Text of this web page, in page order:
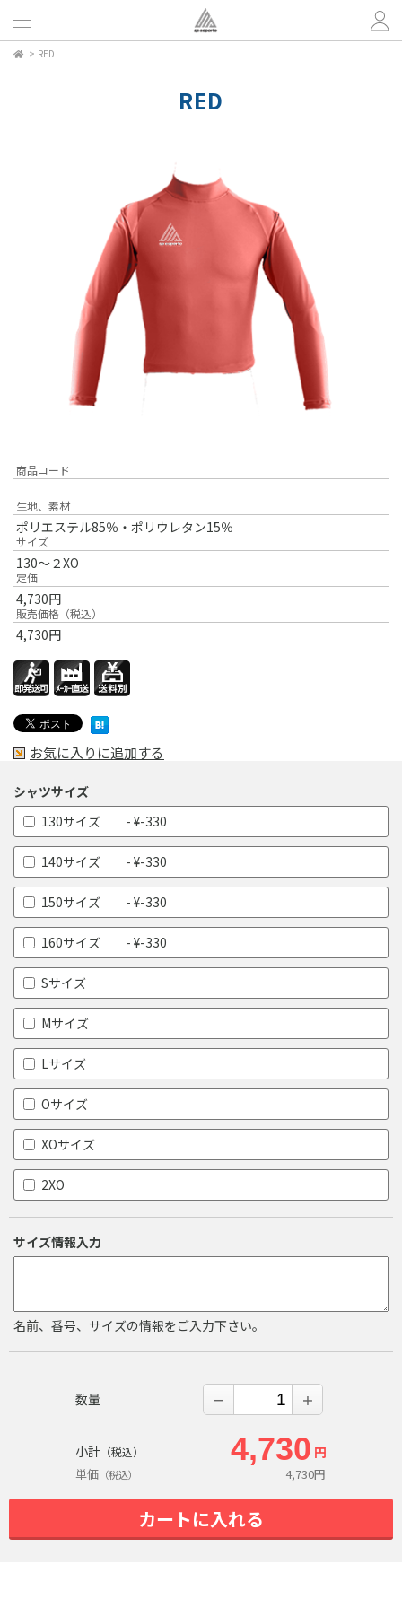
> RED
RED
商品コード
生地、素材
ポリエステル85％・ポリウレタン15％
サイズ
130～２XO
定価
4,730円
販売価格（税込）
4,730円
お気に入りに追加する
シャツサイズ
130サイズ - ¥-330
140サイズ - ¥-330
150サイズ - ¥-330
160サイズ - ¥-330
Sサイズ
Mサイズ
Lサイズ
Oサイズ
XOサイズ
2XO
サイズ情報入力
名前、番号、サイズの情報をご入力下さい。
数量 － ＋
小計 （税込） 4,730 円
単価 （税込） 4,730円
カートに入れる